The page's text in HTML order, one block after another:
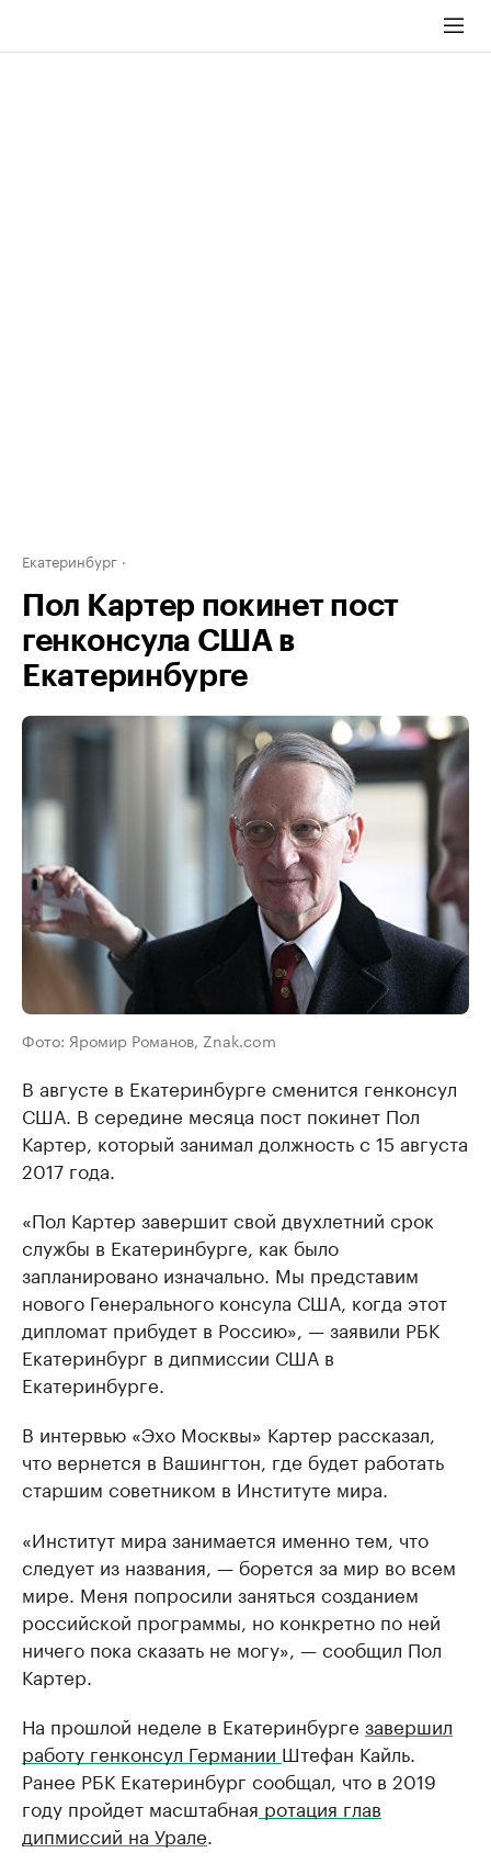
Екатеринбург
Пол Картер покинет пост
генконсула США в
Екатеринбурге
Фото: Яромир Романов, Znak.com
В августе в Екатеринбурге сменится генконсул
США. В середине месяца пост покинет Пол
Картер, который занимал должность с 15 августа
2017 года.
«Пол Картер завершит свой двухлетний срок
службы в Екатеринбурге, как было
запланировано изначально. Мы представим
нового Генерального консула США, когда этот
дипломат прибудет в Россию», — заявили РБК
Екатеринбург в дипмиссии США в
Екатеринбурге.
В интервью «Эхо Москвы» Картер рассказал,
что вернется в Вашингтон, где будет работать
старшим советником в Институте мира.
«Институт мира занимается именно тем, что
следует из названия, — борется за мир во всем
мире. Меня попросили заняться созданием
российской программы, но конкретно по ней
ничего пока сказать не могу», — сообщил Пол
Картер.
На прошлой неделе в Екатеринбурге завершил
работу генконсул Германии Штефан Кайль.
Ранее РБК Екатеринбург сообщал, что в 2019
году пройдет масштабная ротация глав
дипмиссий на Урале.